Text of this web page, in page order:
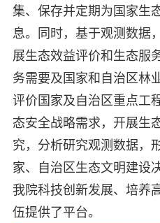
集、保存并定期为国家生
息。同时，基于观测数据
展生态效益评价和生态服
务需要及国家和自治区林
评价国家及自治区重点工
态安全战略需求，开展生
究，分析研究观测数据，
家、自治区生态文明建设
我院科技创新发展、培养
伍提供了平台。